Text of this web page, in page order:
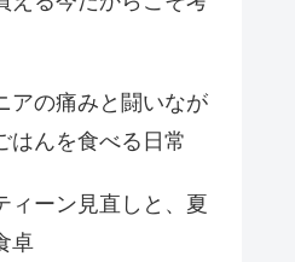
アの痛みと闘いなが
はんを食べる日常
ィーン見直しと、夏
卓